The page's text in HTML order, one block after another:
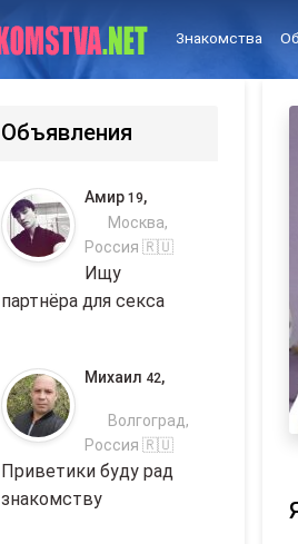
Знакомства
Объявления
Амир 19,
Москва,
Россия 🇷🇺
Ищу
партнёра для секса
Михаил 42,
Волгоград,
Россия 🇷🇺
Приветики буду рад
знакомству